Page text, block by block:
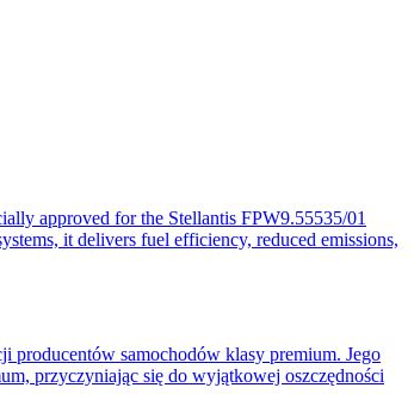
approved for the Stellantis FPW9.55535/01
it delivers fuel efficiency, reduced emissions,
samochodów klasy premium. Jego
przyczyniając się do wyjątkowej oszczędności